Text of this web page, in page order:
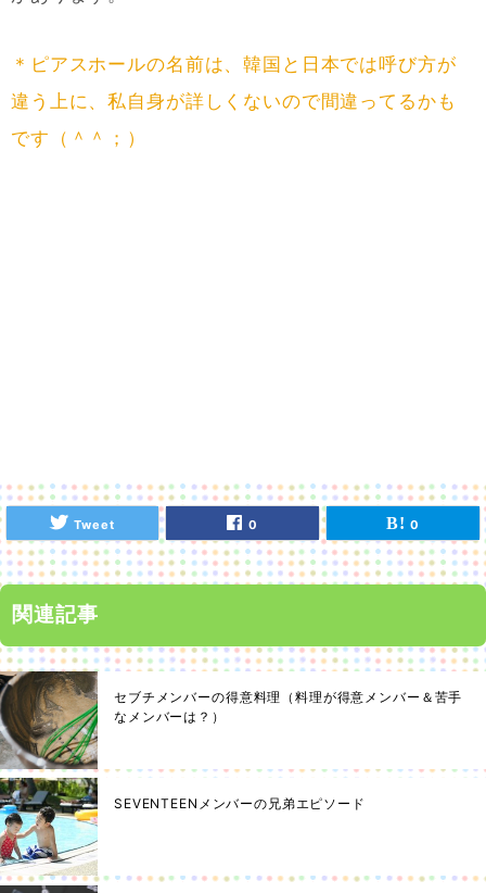
＊ピアスホールの名前は、韓国と日本では呼び方が
違う上に、私自身が詳しくないので間違ってるかも
です（＾＾；）
Tweet 0 0
関連記事
セブチメンバーの得意料理（料理が得意メンバー＆苦手
なメンバーは？）
SEVENTEENメンバーの兄弟エピソード